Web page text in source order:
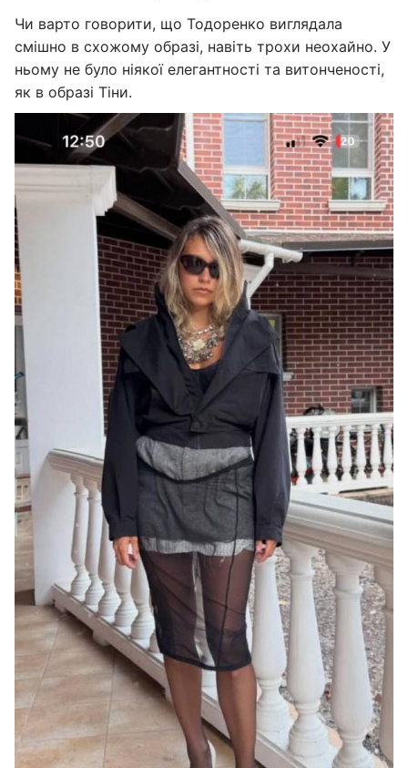
Чи варто говорити, що Тодоренко виглядала
смішно в схожому образі, навіть трохи неохайно. У
ньому не було ніякої елегантності та витонченості,
як в образі Тіни.